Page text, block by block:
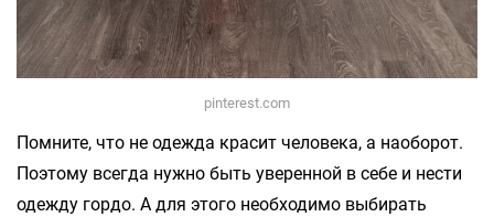
pinterest.com
Помните, что не одежда красит человека, а наоборот.
Поэтому всегда нужно быть уверенной в себе и нести
одежду гордо. А для этого необходимо выбирать